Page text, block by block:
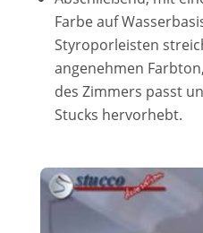
Farbe auf
Styroporleisten
angenehmen
des Zimmers passt
Stucks hervorhebt.